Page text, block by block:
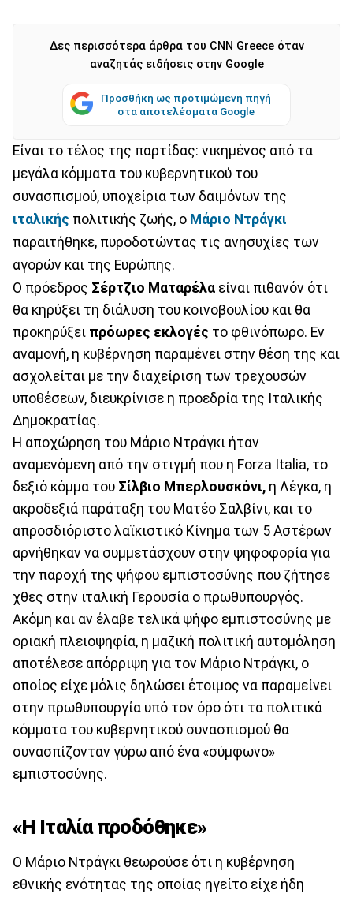
Δες περισσότερα άρθρα του CNN Greece όταν
αναζητάς ειδήσεις στην Google
Προσθήκη ως προτιμώμενη πηγή
στα αποτελέσματα Google
Είναι το τέλος της παρτίδας: νικημένος από τα
μεγάλα κόμματα του κυβερνητικού του
συνασπισμού, υποχείρια των δαιμόνων της
ιταλικής πολιτικής ζωής, ο Μάριο Ντράγκι
παραιτήθηκε, πυροδοτώντας τις ανησυχίες των
αγορών και της Ευρώπης.
Ο πρόεδρος Σέρτζιο Ματαρέλα είναι πιθανόν ότι
θα κηρύξει τη διάλυση του κοινοβουλίου και θα
προκηρύξει πρόωρες εκλογές το φθινόπωρο. Εν
αναμονή, η κυβέρνηση παραμένει στην θέση της και
ασχολείται με την διαχείριση των τρεχουσών
υποθέσεων, διευκρίνισε η προεδρία της Ιταλικής
Δημοκρατίας.
Η αποχώρηση του Μάριο Ντράγκι ήταν
αναμενόμενη από την στιγμή που η Forza Italia, το
δεξιό κόμμα του Σίλβιο Μπερλουσκόνι, η Λέγκα, η
ακροδεξιά παράταξη του Ματέο Σαλβίνι, και το
απροσδιόριστο λαϊκιστικό Κίνημα των 5 Αστέρων
αρνήθηκαν να συμμετάσχουν στην ψηφοφορία για
την παροχή της ψήφου εμπιστοσύνης που ζήτησε
χθες στην ιταλική Γερουσία ο πρωθυπουργός.
Ακόμη και αν έλαβε τελικά ψήφο εμπιστοσύνης με
οριακή πλειοψηφία, η μαζική πολιτική αυτομόληση
αποτέλεσε απόρριψη για τον Μάριο Ντράγκι, ο
οποίος είχε μόλις δηλώσει έτοιμος να παραμείνει
στην πρωθυπουργία υπό τον όρο ότι τα πολιτικά
κόμματα του κυβερνητικού συνασπισμού θα
συνασπίζονταν γύρω από ένα «σύμφωνο»
εμπιστοσύνης.
«Η Ιταλία προδόθηκε»
Ο Μάριο Ντράγκι θεωρούσε ότι η κυβέρνηση
εθνικής ενότητας της οποίας ηγείτο είχε ήδη